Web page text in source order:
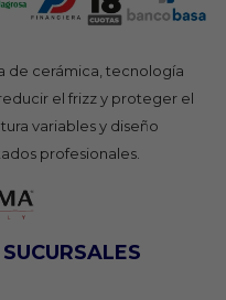
de cerámica, tecnología
el frizz y proteger el
variables y diseño
profesionales.